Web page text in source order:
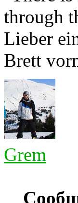
through
Lieber
Brett
Grem